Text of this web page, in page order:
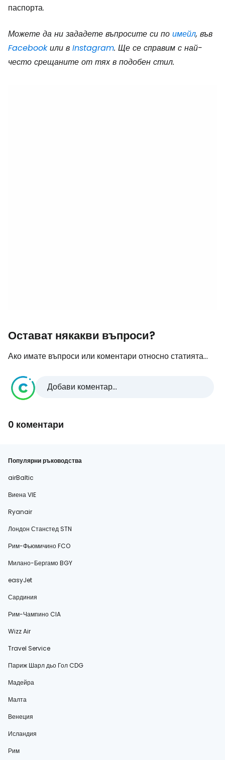
паспорта.
Можете да ни зададете въпросите си по имейл, във
Facebookили в Instagram. Ще се справим с най-
често срещаните от тях в подобен стил.
Остават някакви въпроси?
Ако имате въпроси или коментари относно статията...
Добави коментар...
0 коментари
Популярни ръководства
airBaltic
Виена VIE
Ryanair
Лондон Станстед STN
Рим-Фьюмичино FCO
Милано-Бергамо BGY
easyJet
Сардиния
Рим-Чампино CIA
Wizz Air
Travel Service
Париж Шарл дьо Гол CDG
Мадейра
Малта
Венеция
Исландия
Рим